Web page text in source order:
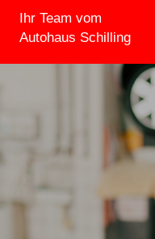
Ihr Team vom
Autohaus Schilling